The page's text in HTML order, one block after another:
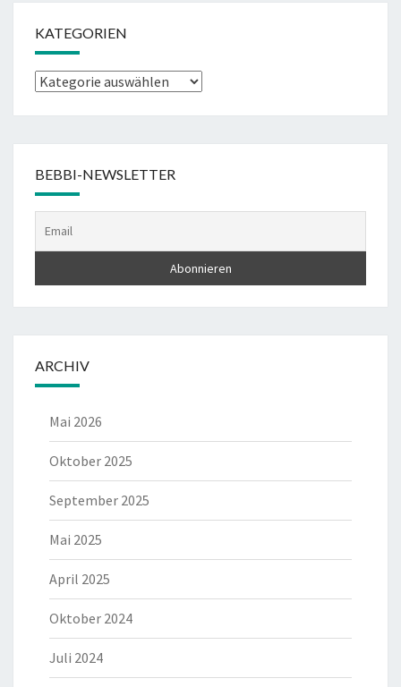
KATEGORIEN
Kategorien
BEBBI-NEWSLETTER
ARCHIV
Mai 2026
Oktober 2025
September 2025
Mai 2025
April 2025
Oktober 2024
Juli 2024